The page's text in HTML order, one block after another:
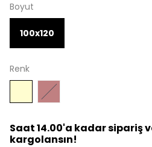
Boyut
100x120
Renk
Saat 14.00'a kadar sipariş
kargolansın!